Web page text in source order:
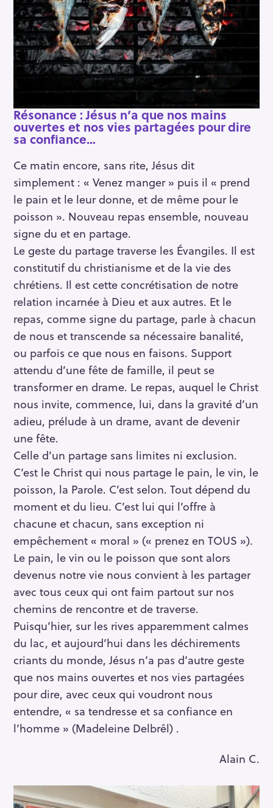
Résonance : Jésus n’a que nos mains
ouvertes et nos vies partagées pour dire
sa confiance…
Ce matin encore, sans rite, Jésus dit
simplement : « Venez manger » puis il « prend
le pain et le leur donne, et de même pour le
poisson ». Nouveau repas ensemble, nouveau
signe du et en partage.
Le geste du partage traverse les Évangiles. Il est
constitutif du christianisme et de la vie des
chrétiens. Il est cette concrétisation de notre
relation incarnée à Dieu et aux autres. Et le
repas, comme signe du partage, parle à chacun
de nous et transcende sa nécessaire banalité,
ou parfois ce que nous en faisons. Support
attendu d’une fête de famille, il peut se
transformer en drame. Le repas, auquel le Christ
nous invite, commence, lui, dans la gravité d’un
adieu, prélude à un drame, avant de devenir
une fête.
Celle d’un partage sans limites ni exclusion.
C’est le Christ qui nous partage le pain, le vin, le
poisson, la Parole. C’est selon. Tout dépend du
moment et du lieu. C’est lui qui l’offre à
chacune et chacun, sans exception ni
empêchement « moral » (« prenez en TOUS »).
Le pain, le vin ou le poisson que sont alors
devenus notre vie nous convient à les partager
avec tous ceux qui ont faim partout sur nos
chemins de rencontre et de traverse.
Puisqu’hier, sur les rives apparemment calmes
du lac, et aujourd’hui dans les déchirements
criants du monde, Jésus n’a pas d’autre geste
que nos mains ouvertes et nos vies partagées
pour dire, avec ceux qui voudront nous
entendre, « sa tendresse et sa confiance en
l’homme » (Madeleine Delbrêl) .
Alain C.
c